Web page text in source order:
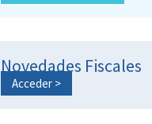
Novedades Fiscales
Acceder >